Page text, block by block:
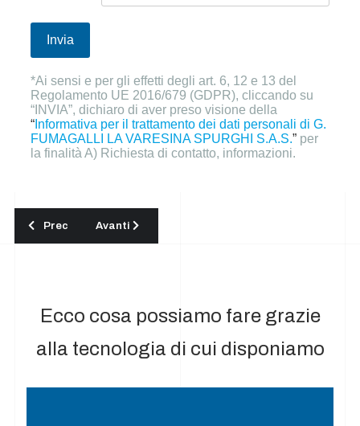
Invia
*Ai sensi e per gli effetti degli art. 6, 12 e 13 del
Regolamento UE 2016/679 (GDPR), cliccando su
“INVIA”, dichiaro di aver preso visione della
“ Informativa per il trattamento dei dati personali di G.
FUMAGALLI LA VARESINA SPURGHI S.A.S.” per
la finalità A) Richiesta di contatto, informazioni.
Articolo precedente: Pulizia professionale campi e pannelli
Prec Articolo successivo: Pulizia professionale campi
Avanti
Ecco cosa possiamo fare grazie
alla tecnologia di cui disponiamo